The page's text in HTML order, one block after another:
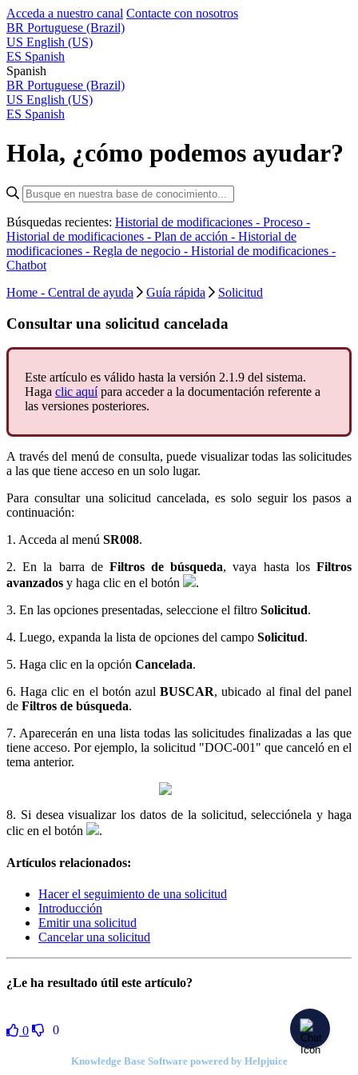
Acceda a nuestro canal Contacte con nosotros
BR Portuguese (Brazil)
US English (US)
ES Spanish
Spanish
BR Portuguese (Brazil)
US English (US)
ES Spanish
Hola, ¿cómo podemos ayudar?
Búsquedas recientes: Historial de modificaciones - Proceso -
Historial de modificaciones - Plan de acción - Historial de
modificaciones - Regla de negocio - Historial de modificaciones -
Chatbot
Home - Central de ayuda
Guía rápida Solicitud
Consultar una solicitud cancelada
Este artículo es válido hasta la versión 2.1.9 del sistema.
Haga clic aquípara acceder a la documentación referente a
las versiones posteriores.
A través del menú de consulta, puede visualizar todas las solicitudes
a las que tiene acceso en un solo lugar.
Para consultar una solicitud cancelada, es solo seguir los pasos a
continuación:
1. Acceda al menú SR008.
2. En la barra de Filtros de búsqueda, vaya hasta losFiltros
avanzados y haga clic en el botón
.
3. En las opciones presentadas, seleccione el filtro Solicitud.
4. Luego, expanda la lista de opciones del campo Solicitud.
5. Haga clic en la opción Cancelada.
6. Haga clic en el botón azulBUSCAR, ubicado al final del panel
de Filtros de búsqueda.
7. Aparecerán en una lista todas las solicitudes finalizadas a las que
tiene acceso. Por ejemplo, la solicitud "DOC-001" que canceló en el
tema anterior.
8. Si desea visualizar los datos de la solicitud, selecciónela y haga
clic en el botón
.
Artículos relacionados:
Hacer el seguimiento de una solicitud
Introducción
Emitir una solicitud
Cancelar una solicitud
¿Le ha resultado útil este artículo?
0 0
Knowledge Base Software powered by Helpjuice